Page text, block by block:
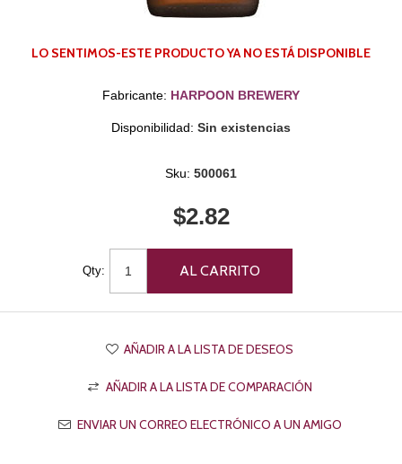
LO SENTIMOS-ESTE PRODUCTO YA NO ESTÁ DISPONIBLE
Fabricante: HARPOON BREWERY
Disponibilidad: Sin existencias
Sku: 500061
$2.82
Qty: